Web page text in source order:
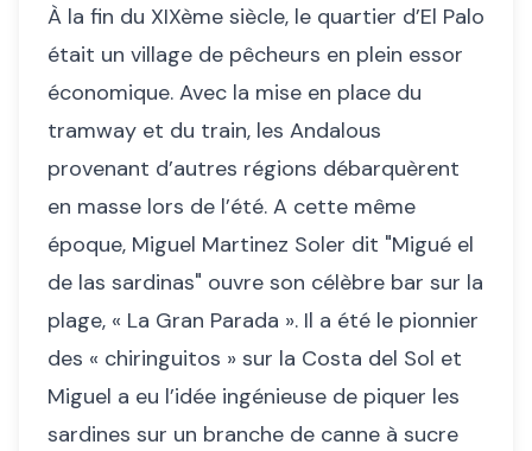
À la fin du XIXème siècle, le quartier d’El Palo
était un village de pêcheurs en plein essor
économique. Avec la mise en place du
tramway et du train, les Andalous
provenant d’autres régions débarquèrent
en masse lors de l’été. A cette même
époque, Miguel Martinez Soler dit "Migué el
de las sardinas" ouvre son célèbre bar sur la
plage, « La Gran Parada ». Il a été le pionnier
des « chiringuitos » sur la Costa del Sol et
Miguel a eu l’idée ingénieuse de piquer les
sardines sur un branche de canne à sucre